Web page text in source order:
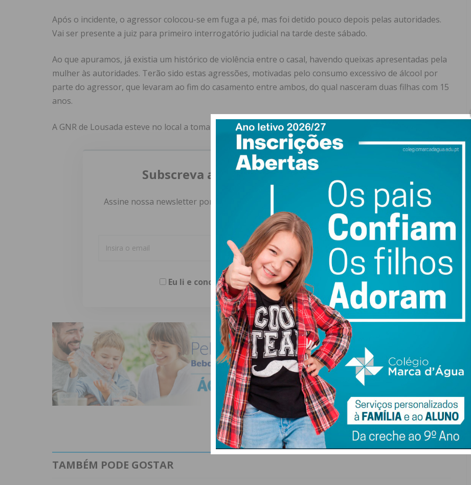
Após o incidente, o agressor colocou-se em fuga a pé, mas foi detido pouco depois pelas autoridades.
Vai ser presente a juiz para primeiro interrogatório judicial na tarde deste sábado.
Ao que apuramos, já existia um histórico de violência entre o casal, havendo queixas apresentadas pela
mulher às autoridades. Terão sido estas agressões, motivadas pelo consumo excessivo de álcool por
parte do agressor, que levaram ao fim do casamento entre ambos, do qual nasceram duas filhas com 15
anos.
A GNR de Lousada esteve no local a tomar conta da ocorrência e investiga agora o crime.
Subscreva a newsletter do Imediato
Assine nossa newsletter por e-mail e obtenha de forma regular a informação
atualizada.
Eu li e concordo com ostermos e condições
TAMBÉM PODE GOSTAR